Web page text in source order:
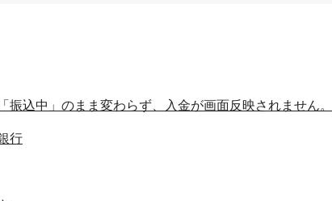
振込中」のまま変わらず、入金が画面反映されません。
行